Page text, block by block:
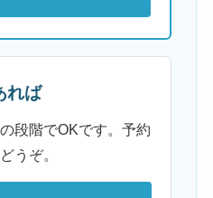
れば
段階でOKです。予約
うぞ。